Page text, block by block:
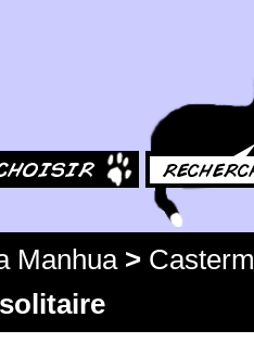
Manhua>